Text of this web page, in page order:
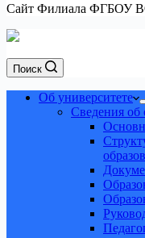
Сайт Филиала ФГБОУ
Поиск
Об университете
Сведения об